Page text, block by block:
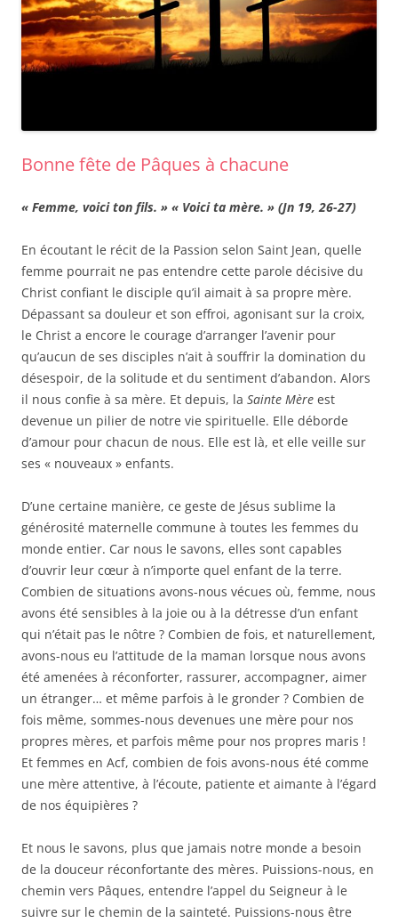
Bonne fête de Pâques à chacune
« Femme, voici ton fils. » « Voici ta mère. » (Jn 19, 26-27)
En écoutant le récit de la Passion selon Saint Jean, quelle
femme pourrait ne pas entendre cette parole décisive du
Christ confiant le disciple qu’il aimait à sa propre mère.
Dépassant sa douleur et son effroi, agonisant sur la croix,
le Christ a encore le courage d’arranger l’avenir pour
qu’aucun de ses disciples n’ait à souffrir la domination du
désespoir, de la solitude et du sentiment d’abandon. Alors
il nous confie à sa mère. Et depuis, la Sainte Mère est
devenue un pilier de notre vie spirituelle. Elle déborde
d’amour pour chacun de nous. Elle est là, et elle veille sur
ses « nouveaux » enfants.
D’une certaine manière, ce geste de Jésus sublime la
générosité maternelle commune à toutes les femmes du
monde entier. Car nous le savons, elles sont capables
d’ouvrir leur cœur à n’importe quel enfant de la terre.
Combien de situations avons-nous vécues où, femme, nous
avons été sensibles à la joie ou à la détresse d’un enfant
qui n’était pas le nôtre ? Combien de fois, et naturellement,
avons-nous eu l’attitude de la maman lorsque nous avons
été amenées à réconforter, rassurer, accompagner, aimer
un étranger… et même parfois à le gronder ? Combien de
fois même, sommes-nous devenues une mère pour nos
propres mères, et parfois même pour nos propres maris !
Et femmes en Acf, combien de fois avons-nous été comme
une mère attentive, à l’écoute, patiente et aimante à l’égard
de nos équipières ?
Et nous le savons, plus que jamais notre monde a besoin
de la douceur réconfortante des mères. Puissions-nous, en
chemin vers Pâques, entendre l’appel du Seigneur à le
suivre sur le chemin de la sainteté. Puissions-nous être